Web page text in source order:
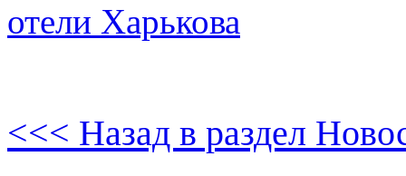
отели Харькова
<<< Назад в раздел